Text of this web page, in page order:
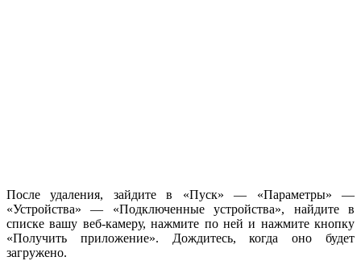
После удаления, зайдите в «Пуск» — «Параметры» —
«Устройства» — «Подключенные устройства», найдите в
списке вашу веб-камеру, нажмите по ней и нажмите кнопку
«Получить приложение». Дождитесь, когда оно будет
загружено.